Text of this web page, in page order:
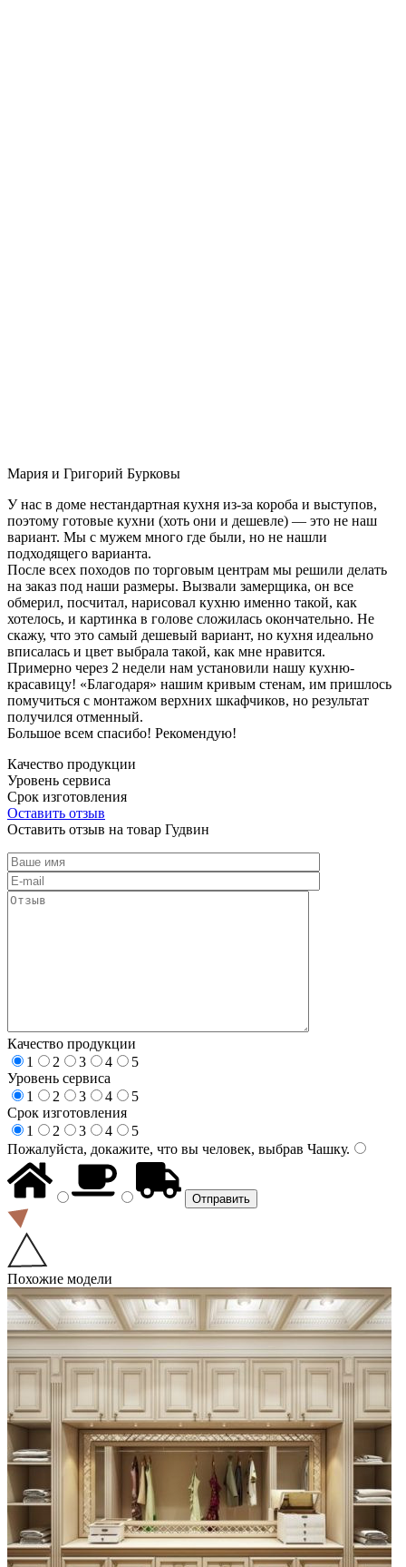
Мария и Григорий Бурковы
У нас в доме нестандартная кухня из-за короба и выступов,
поэтому готовые кухни (хоть они и дешевле) — это не наш
вариант. Мы с мужем много где были, но не нашли
подходящего варианта.
После всех походов по торговым центрам мы решили делать
на заказ под наши размеры. Вызвали замерщика, он все
обмерил, посчитал, нарисовал кухню именно такой, как
хотелось, и картинка в голове сложилась окончательно. Не
скажу, что это самый дешевый вариант, но кухня идеально
вписалась и цвет выбрала такой, как мне нравится.
Примерно через 2 недели нам установили нашу кухню-
красавицу! «Благодаря» нашим кривым стенам, им пришлось
помучиться с монтажом верхних шкафчиков, но результат
получился отменный.
Большое всем спасибо! Рекомендую!
Качество продукции
Уровень сервиса
Срок изготовления
Оставить отзыв
Оставить отзыв на товар Гудвин
Качество продукции
1
2 3 4
5
Уровень сервиса
1
2 3 4
5
Срок изготовления
1
2 3 4
5
Пожалуйста, докажите, что вы человек, выбрав Чашку.
Похожие модели